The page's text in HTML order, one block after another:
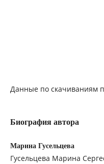
Данные по скачиваниям
Биография автора
Марина Гусельцева
Гусельцева Марина